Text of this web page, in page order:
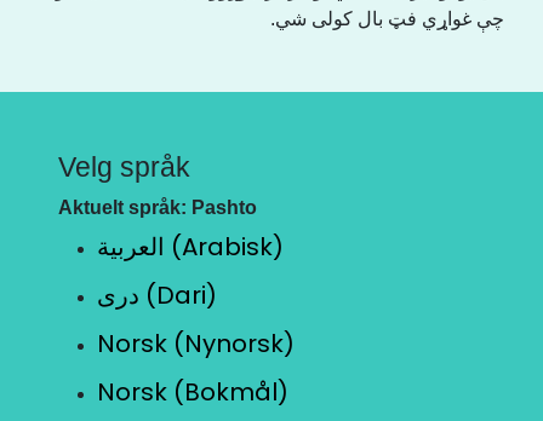
چې غواړي فټ بال کولی شي.
Velg språk
Aktuelt språk: Pashto
العربية (Arabisk)
دری (Dari)
Norsk (Nynorsk)
Norsk (Bokmål)